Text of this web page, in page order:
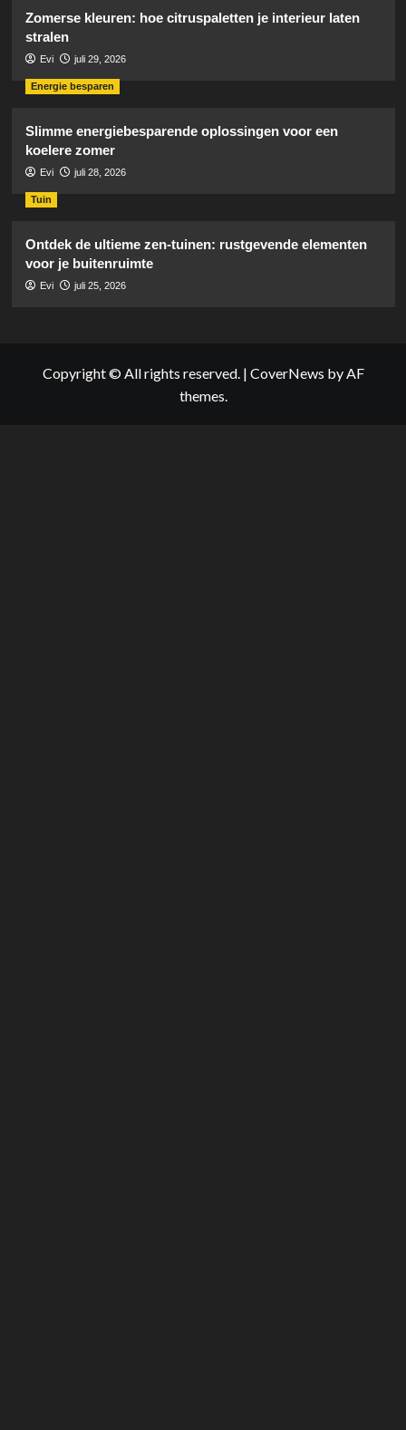
Zomerse kleuren: hoe citruspaletten je interieur laten
stralen
Evi juli 29, 2026
Energie besparen
Slimme energiebesparende oplossingen voor een
koelere zomer
Evi juli 28, 2026
Tuin
Ontdek de ultieme zen-tuinen: rustgevende elementen
voor je buitenruimte
Evi juli 25, 2026
Copyright © All rights reserved. | CoverNews by AF
themes.